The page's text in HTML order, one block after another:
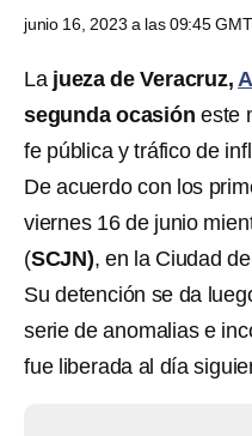
junio 16, 2023 a las 09:45
Lajueza de Veracruz,
segunda ocasión este
fe pública y tráfico de
De acuerdo con los
viernes 16 de junio
(SCJN), en la Ciudad
Su detención se da
serie de anomalias e
fue liberada al día